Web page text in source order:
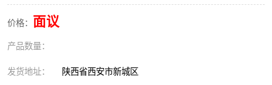
价格： 面议
产品数量：
发货地址： 陕西省西安市新城区